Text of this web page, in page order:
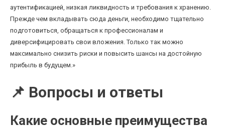
аутентификацией, низкая ликвидность и требования к хранению.
Прежде чем вкладывать сюда деньги, необходимо тщательно
подготовиться, обращаться к профессионалам и
диверсифицировать свои вложения. Только так можно
максимально снизить риски и повысить шансы на достойную
прибыль в будущем.»
📌 Вопросы и ответы
Какие основные преимущества